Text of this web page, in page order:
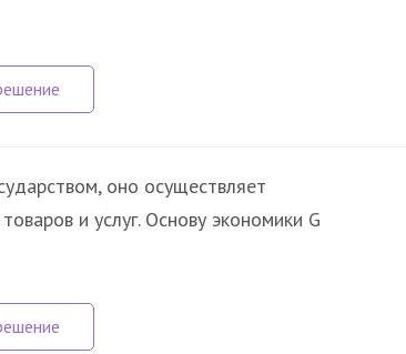
оно осуществляет
и услуг. Основу экономики G